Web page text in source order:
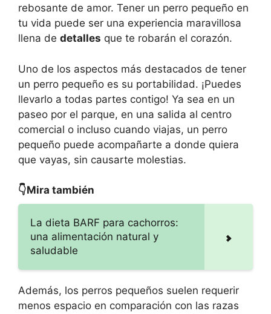
rebosante de amor. Tener un perro pequeño en
tu vida puede ser una experiencia maravillosa
llena de detalles que te robarán el corazón.
Uno de los aspectos más destacados de tener
un perro pequeño es su portabilidad. ¡Puedes
llevarlo a todas partes contigo! Ya sea en un
paseo por el parque, en una salida al centro
comercial o incluso cuando viajas, un perro
pequeño puede acompañarte a donde quiera
que vayas, sin causarte molestias.
👇Mira también
La dieta BARF para cachorros:
una alimentación natural y
saludable
Además, los perros pequeños suelen requerir
menos espacio en comparación con las razas